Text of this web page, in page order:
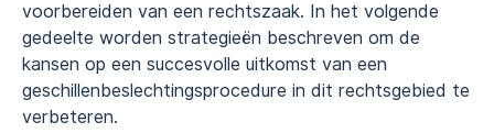
voorbereiden van een rechtszaak. In het volgende
gedeelte worden strategieën beschreven om de
kansen op een succesvolle uitkomst van een
geschillenbeslechtingsprocedure in dit rechtsgebied te
verbeteren.